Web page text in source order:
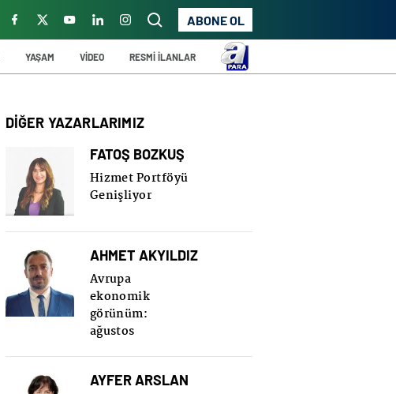
ABONE OL
YAŞAM VİDEO RESMİ İLANLAR
DİĞER YAZARLARIMIZ
FATOŞ BOZKUŞ
Hizmet Portföyü
Genişliyor
AHMET AKYILDIZ
Avrupa
ekonomik
görünüm:
ağustos
AYFER ARSLAN